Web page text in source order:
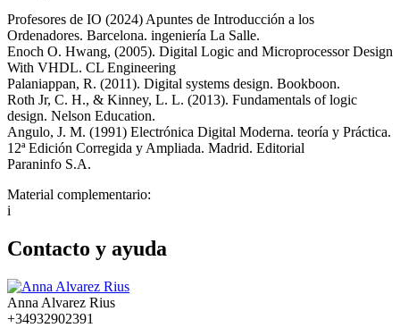
Profesores de IO (2024) Apuntes de Introducción a los
Ordenadores. Barcelona. ingeniería La Salle.
Enoch O. Hwang, (2005). Digital Logic and Microprocessor Design
With VHDL. CL Engineering
Palaniappan, R. (2011). Digital systems design. Bookboon.
Roth Jr, C. H., & Kinney, L. L. (2013). Fundamentals of logic
design. Nelson Education.
Angulo, J. M. (1991) Electrónica Digital Moderna. teoría y Práctica.
12ª Edición Corregida y Ampliada. Madrid. Editorial
Paraninfo S.A.
Material complementario:
i
Contacto y ayuda
Anna Alvarez Rius
+34932902391